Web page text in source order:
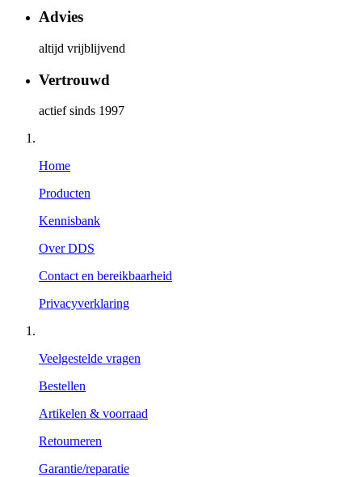
Advies
altijd vrijblijvend
Vertrouwd
actief sinds 1997
Home
Producten
Kennisbank
Over DDS
Contact en bereikbaarheid
Privacyverklaring
Veelgestelde vragen
Bestellen
Artikelen & voorraad
Retourneren
Garantie/reparatie